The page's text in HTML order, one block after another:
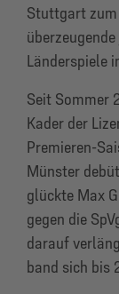
Stuttgart zum
Länderspiele
Seit Sommer
Kader der
Premieren-
Münster
glückte Max
gegen die
darauf
band sich bis